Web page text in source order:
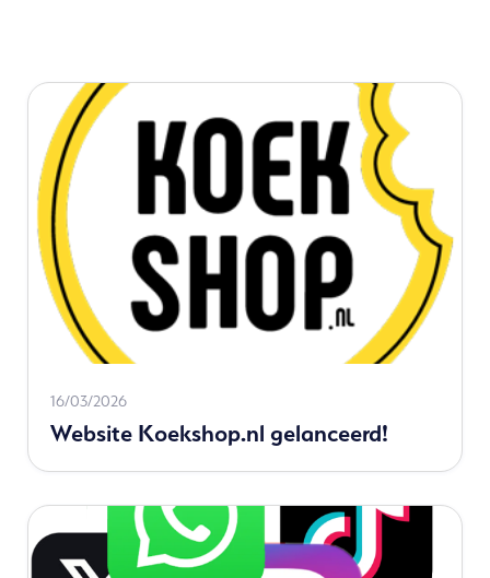
16/03/2026
Website Koekshop.nl gelanceerd!
Read
more